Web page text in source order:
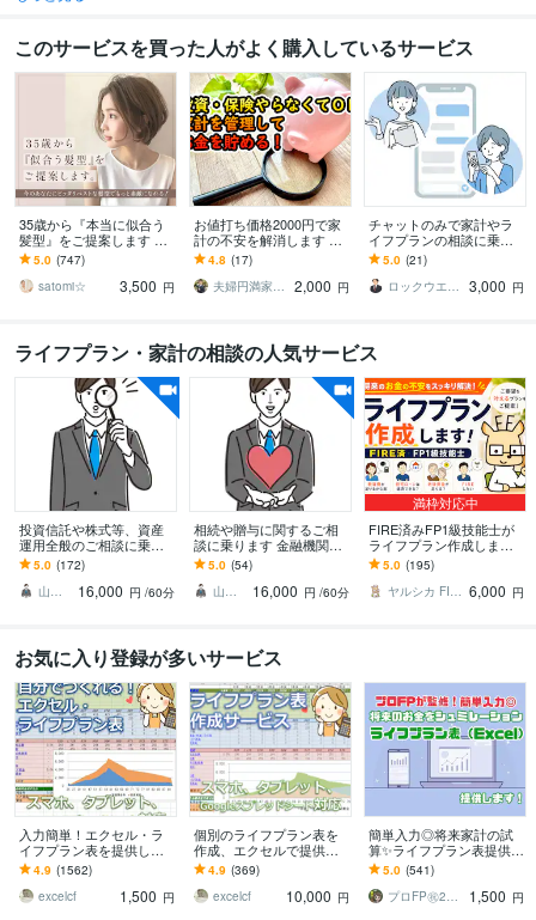
このサービスを買った人がよく購入しているサービス
35歳から『本当に似合う
髪型』をご提案します ☆
美容師歴24年×顔分析・施
術実績40万人以上
5.0 (747)
satomi☆
3,500 円
お値打ち価格2000円で家
計の不安を解消します パ
ートナーとの話し合いで
困っている方もサポー
ト！
4.8 (17)
夫婦円満家計サポーター FP山内
2,000 円
チャットのみで家計やラ
イフプランの相談に乗り
ます ～顔出し必要なし！
チャットでファイナンシ
ャルプランナー相談～
5.0 (21)
ロックウエーブFP事務所
3,000 円
ライフプラン・家計の相談の人気サービス
投資信託や株式等、資産
運用全般のご相談に乗り
ます ちょっと待って！そ
れ、本当に契約して大丈
夫!?
5.0 (172)
山田ゆうき ＠お金のかかりつけ医
16,000 円 /60分
相続や贈与に関するご相
談に乗ります 金融機関に
相談すると、手数料の高
いサービスを勧誘されま
す！
5.0 (54)
山田ゆうき ＠お金のかかりつけ医
16,000 円 /60分
満枠対応中
FIRE済みFP1級技能士が
ライフプラン作成します
教育、老後資金からFIRE
までお金の不安を解消し
たい方へ
5.0 (195)
ヤルシカ FIRE済1級FP技能士 6,000 円
お気に入り登録が多いサービス
入力簡単！エクセル・ラ
イフプラン表を提供しま
す 今後のライフプラン
（マネープラン）をまじ
めに考えたい方へ
4.9 (1562)
excelcf
1,500 円
個別のライフプラン表を
作成、エクセルで提供し
ます 住宅購入、NISA/iDe
Co、働き方、老後資金な
どの検討に
4.9 (369)
excelcf
10,000 円
簡単入力◎将来家計の試
算✨ライフプラン表提供し
ます 実績2060件プロFP監
修✨自分で作成できるエク
セル即日納品
5.0 (541)
プロFP㊗️2061件✨家計コンサル相談
1,500 円